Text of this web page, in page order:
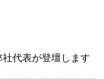
代表が登壇します